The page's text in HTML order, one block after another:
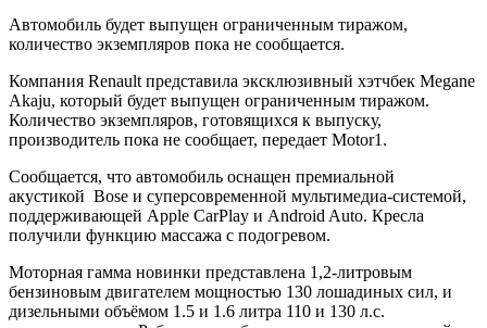
Автомобиль будет выпущен ограниченным тиражом,
количество экземпляров пока не сообщается.
Компания Renault представила эксклюзивный хэтчбек Megane
Akaju, который будет выпущен ограниченным тиражом.
Количество экземпляров, готовящихся к выпуску,
производитель пока не сообщает, передает Motor1.
Сообщается, что автомобиль оснащен премиальной
акустикой Bose и суперсовременной мультимедиа-системой,
поддерживающей Apple CarPlay и Android Auto. Кресла
получили функцию массажа с подогревом.
Моторная гамма новинки представлена 1,2-литровым
бензиновым двигателем мощностью 130 лошадиных сил, и
дизельными объёмом 1.5 и 1.6 литра 110 и 130 л.с.